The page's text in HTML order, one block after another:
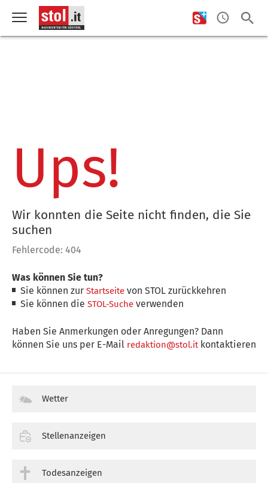
Ups!
Wir konnten die Seite nicht finden, die Sie
suchen
Fehlercode: 404
Was können Sie tun?
Sie können zurStartseite von STOL zurückkehren
Sie können dieSTOL-Suche verwenden
Haben Sie Anmerkungen oder Anregungen? Dann
können Sie uns per E-Mail redaktion@stol.itkontaktieren
Wetter
Stellenanzeigen
Todesanzeigen